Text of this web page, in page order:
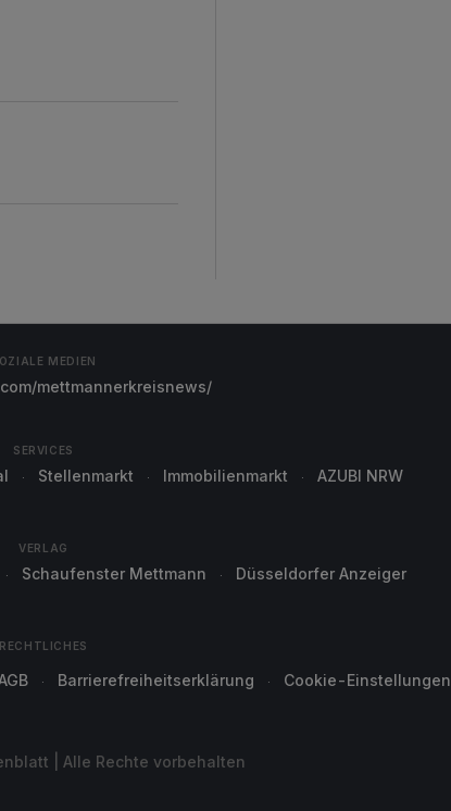
MEDIEN
mettmannerkreisnews/
SERVICES
Stellenmarkt Immobilienmarkt AZUBI NRW
VERLAG
Schaufenster Mettmann Düsseldorfer Anzeiger
RECHTLICHES
Barrierefreiheitserklärung Cookie-Einstellungen
| Alle Rechte vorbehalten